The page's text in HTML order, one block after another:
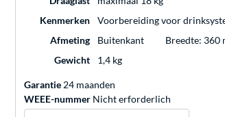
Kenmerken
Voorbereiding voor
Afmeting
Buitenkant
Breedte: 360
Gewicht
1,4 kg
Garantie 24 maanden
WEEE-nummer Nicht erforderlich